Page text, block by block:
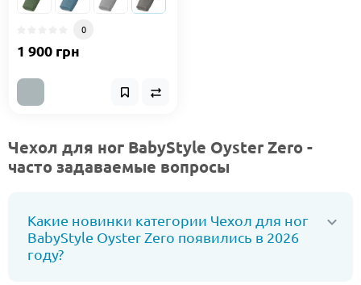
0
1 900 грн
Чехол для ног BabyStyle Oyster Zero -
часто задаваемые вопросы
Какие новинки категории Чехол для ног
BabyStyle Oyster Zero появились в 2026
году?